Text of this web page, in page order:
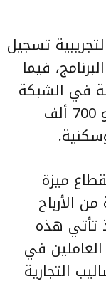
تسجيل
البرنامج، فيما
في الشبكة
الإلكترونية لخدمات الإيجار، بلغ نحو 700 ألف
ميزة
الأرباح
تأتي هذه
في
التجارية